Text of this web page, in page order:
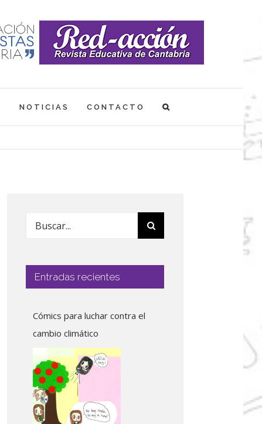
NOTICIAS CONTACTO
Buscar:
Entradas recientes
Cómics para luchar contra el
cambio climático